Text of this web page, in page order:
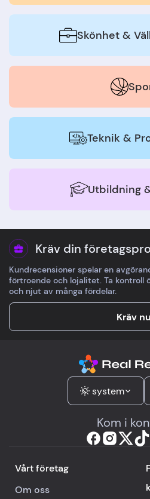
Skönhet &
Teknik &
Utbildning
Kräv din
Kundrecensioner spelar en
förtroende och lojalitet. Ta kontroll
och njut av många fördelar.
Kräv nu
system
Kom i
Vårt företag
Om oss